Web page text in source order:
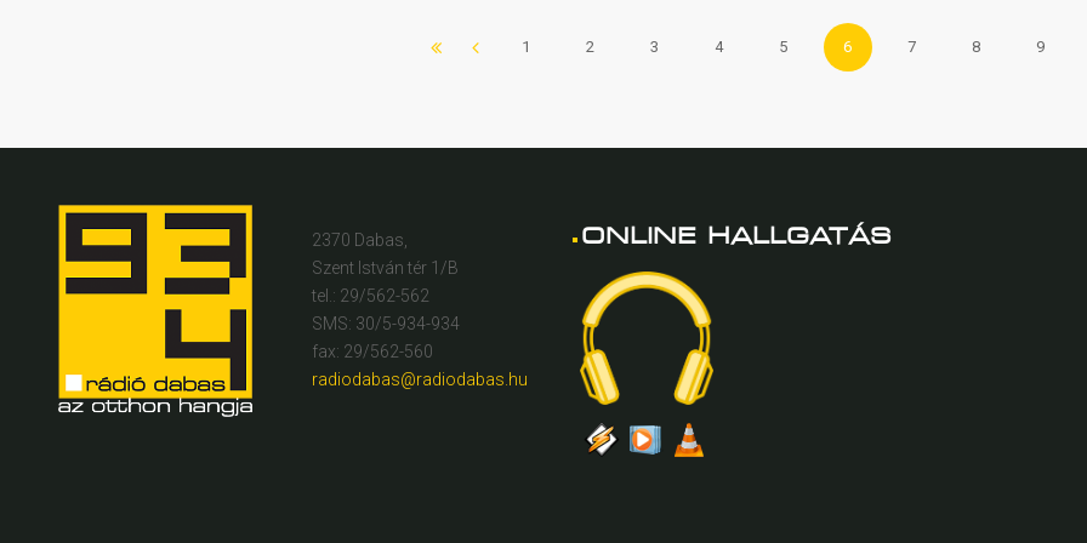
1 2 3 4 5 6 7 8 9
2370 Dabas,
Szent István tér 1/B
tel.: 29/562-562
SMS: 30/5-934-934
fax: 29/562-560
radiodabas@radiodabas.hu
ONLINE HALLGATÁS